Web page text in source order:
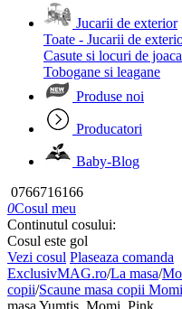
Jucarii de exterior
Toate - Jucarii de
Casute si locuri de joaca
Tobogane si leagane
Produse noi
Producatori
Baby-Blog
0766716166
0Cosul meu
Continutul cosului:
Cosul este gol
Vezi cosul Plaseaza comanda
ExclusivMAG.ro/La masa/
copii/Scaune masa copii Momi
masa Yumtis, Momi, Pink